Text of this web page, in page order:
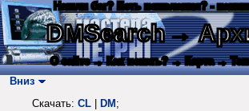
Нашли баг? Есть пожелания? -
DMSearch→
О сайте → Как искать? → Карта →
Вниз
Скачать: CL DM ;